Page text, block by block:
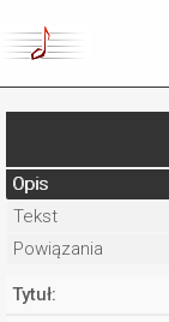
Opis
Tekst
Powiązania
Tytuł: